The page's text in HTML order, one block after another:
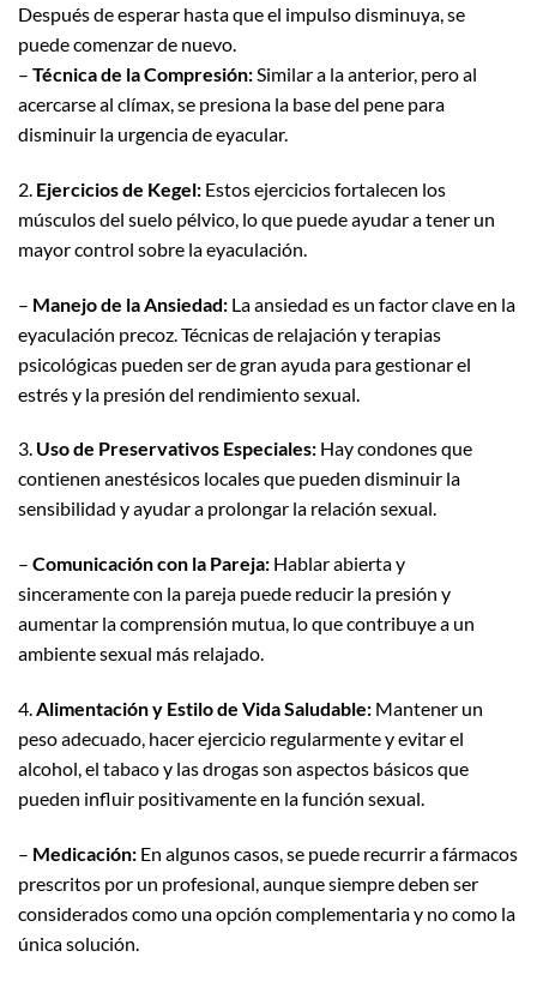
Después de esperar hasta que el impulso disminuya, se
puede comenzar de nuevo.
– Técnica de la Compresión:Similar a la anterior, pero al
acercarse al clímax, se presiona la base del pene para
disminuir la urgencia de eyacular.
2. Ejercicios de Kegel: Estos ejercicios fortalecen los
músculos del suelo pélvico, lo que puede ayudar a tener un
mayor control sobre la eyaculación.
– Manejo de la Ansiedad: La ansiedad es un factor clave en la
eyaculación precoz. Técnicas de relajación y terapias
psicológicas pueden ser de gran ayuda para gestionar el
estrés y la presión del rendimiento sexual.
3. Uso de Preservativos Especiales: Hay condones que
contienen anestésicos locales que pueden disminuir la
sensibilidad y ayudar a prolongar la relación sexual.
– Comunicación con la Pareja: Hablar abierta y
sinceramente con la pareja puede reducir la presión y
aumentar la comprensión mutua, lo que contribuye a un
ambiente sexual más relajado.
4.Alimentación y Estilo de Vida Saludable: Mantener un
peso adecuado, hacer ejercicio regularmente y evitar el
alcohol, el tabaco y las drogas son aspectos básicos que
pueden influir positivamente en la función sexual.
– Medicación: En algunos casos, se puede recurrir a fármacos
prescritos por un profesional, aunque siempre deben ser
considerados como una opción complementaria y no como la
única solución.